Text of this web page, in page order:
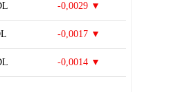
-0,0029 ▼
-0,0017 ▼
-0,0014 ▼